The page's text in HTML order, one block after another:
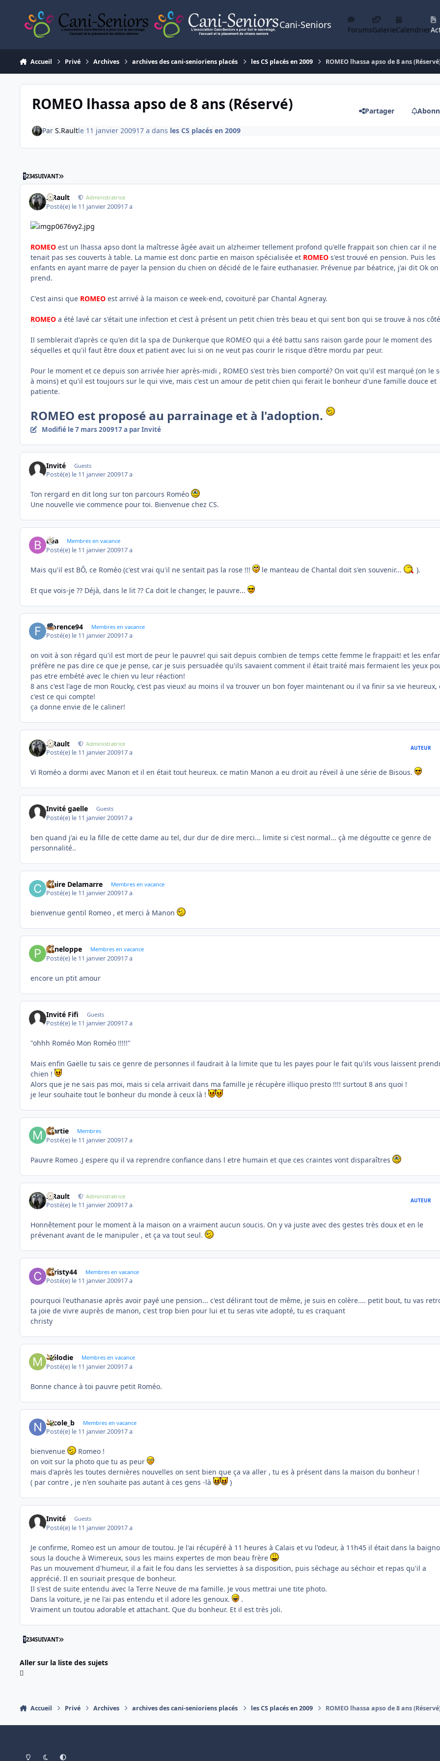
Cani-Seniors ForumsGalerieCalendrier
Accueil Privé Archives archives des cani-senioriens placés les CS placés en 2009 ROMEO lhassa apso de 8 ans
ROMEO lhassa apso de 8 ans (Réservé) Partager
Par S.Raultle 11 janvier 200917 a dans les CS placés en 2009
1234SUIVANT DERNIÈRE PAGE
S.Rault Administratrice
Posté(e) le 11 janvier 200917 a
ROMEO est un lhassa apso dont la maîtresse âgée avait un alzheimer tellement profond qu'elle frappait son chien car il ne
tenait pas ses couverts à table. La mamie est donc partie en maison spécialisée et ROMEO s'est trouvé en pension. Puis les
enfants en ayant marre de payer la pension du chien on décidé de le faire euthanasier. Prévenue par béatrice, j'ai dit Ok
prend.
C'est ainsi que ROMEO est arrivé à la maison ce week-end, covoituré par Chantal Agneray.
ROMEO a été lavé car s'était une infection et c'est à présent un petit chien très beau et qui sent bon qui se trouve à nos
Il semblerait d'après ce qu'en dit la spa de Dunkerque que ROMEO qui a été battu sans raison garde pour le moment des
séquelles et qu'il faut être doux et patient avec lui si on ne veut pas courir le risque d'être mordu par peur.
Pour le moment et ce depuis son arrivée hier après-midi , ROMEO s'est très bien comporté? On voit qu'il est marqué (on le
à moins) et qu'il est toujours sur le qui vive, mais c'est un amour de petit chien qui ferait le bonheur d'une famille douce et
patiente.
ROMEO est proposé au parrainage et à l'adoption.
Modifié le 7 mars 200917 a par Invité
Invité Guests
Posté(e) le 11 janvier 200917 a
Ton rergard en dit long sur ton parcours Roméo
Une nouvelle vie commence pour toi. Bienvenue chez CS.
Bea Membres en vacance
Posté(e) le 11 janvier 200917 a
Mais qu'il est BÔ, ce Roméo (c'est vrai qu'il ne sentait pas la rose !!! le manteau de Chantal doit s'en souvenir... ).
Et que vois-je ?? Déjà, dans le lit ?? Ca doit le changer, le pauvre...
Florence94 Membres en vacance
Posté(e) le 11 janvier 200917 a
on voit à son régard qu'il est mort de peur le pauvre! qui sait depuis combien de temps cette femme le frappait! et les
préfère ne pas dire ce que je pense, car je suis persuadée qu'ils savaient comment il était traité mais fermaient les yeux
pas etre embété avec le chien vu leur réaction!
8 ans c'est l'age de mon Roucky, c'est pas vieux! au moins il va trouver un bon foyer maintenant ou il va finir sa vie heureux,
c'est ce qui compte!
ça donne envie de le caliner!
S.Rault Administratrice
Posté(e) le 11 janvier 200917 a
AUTEUR
Vi Roméo a dormi avec Manon et il en était tout heureux. ce matin Manon a eu droit au réveil à une série de Bisous.
Invité gaelle Guests
Posté(e) le 11 janvier 200917 a
ben quand j'ai eu la fille de cette dame au tel, dur dur de dire merci... limite si c'est normal... çà me dégoutte ce genre de
personnalité..
Claire Delamarre Membres en vacance
Posté(e) le 11 janvier 200917 a
bienvenue gentil Romeo , et merci à Manon
peneloppe Membres en vacance
Posté(e) le 11 janvier 200917 a
encore un ptit amour
Invité Fifi Guests
Posté(e) le 11 janvier 200917 a
"ohhh Roméo Mon Roméo !!!!!"
Mais enfin Gaëlle tu sais ce genre de personnes il faudrait à la limite que tu les payes pour le fait qu'ils vous laissent
chien !
Alors que je ne sais pas moi, mais si cela arrivait dans ma famille je récupère illiquo presto !!!! surtout 8 ans quoi !
je leur souhaite tout le bonheur du monde à ceux là !
martie Membres
Posté(e) le 11 janvier 200917 a
Pauvre Romeo .J espere qu il va reprendre confiance dans l etre humain et que ces craintes vont disparaîtres
S.Rault Administratrice
Posté(e) le 11 janvier 200917 a
AUTEUR
Honnêtement pour le moment à la maison on a vraiment aucun soucis. On y va juste avec des gestes très doux et en le
prévenant avant de le manipuler , et ça va tout seul.
christy44 Membres en vacance
Posté(e) le 11 janvier 200917 a
pourquoi l'euthanasie après avoir payé une pension... c'est délirant tout de même, je suis en colère.... petit bout, tu vas
ta joie de vivre auprès de manon, c'est trop bien pour lui et tu seras vite adopté, tu es craquant
christy
Mélodie Membres en vacance
Posté(e) le 11 janvier 200917 a
Bonne chance à toi pauvre petit Roméo.
Nicole_b Membres en vacance
Posté(e) le 11 janvier 200917 a
bienvenue
Romeo !
on voit sur la photo que tu as peur
mais d'après les toutes dernières nouvelles on sent bien que ça va aller , tu es à présent dans la maison du bonheur !
( par contre , je n'en souhaite pas autant à ces gens -là
)
Invité Guests
Posté(e) le 11 janvier 200917 a
Je confirme, Romeo est un amour de toutou. Je l'ai récupéré à 11 heures à Calais et vu l'odeur, à 11h45 il était dans la
sous la douche à Wimereux, sous les mains expertes de mon beau frère
Pas un mouvement d'humeur, il a fait le fou dans les serviettes à sa disposition, puis séchage au séchoir et repas qu'il a
apprécié. Il en souriait presque de bonheur.
Il s'est de suite entendu avec la Terre Neuve de ma famille. Je vous mettrai une tite photo.
Dans la voiture, je ne l'ai pas entendu et il adore les genoux.
.
Vraiment un toutou adorable et attachant. Que du bonheur. Et il est très joli.
1234SUIVANT DERNIÈRE PAGE
Aller sur la liste des sujets
Accueil Privé Archives archives des cani-senioriens placés les CS placés en 2009 ROMEO lhassa apso de 8 ans
Light ModeDark ModeSystem Preference